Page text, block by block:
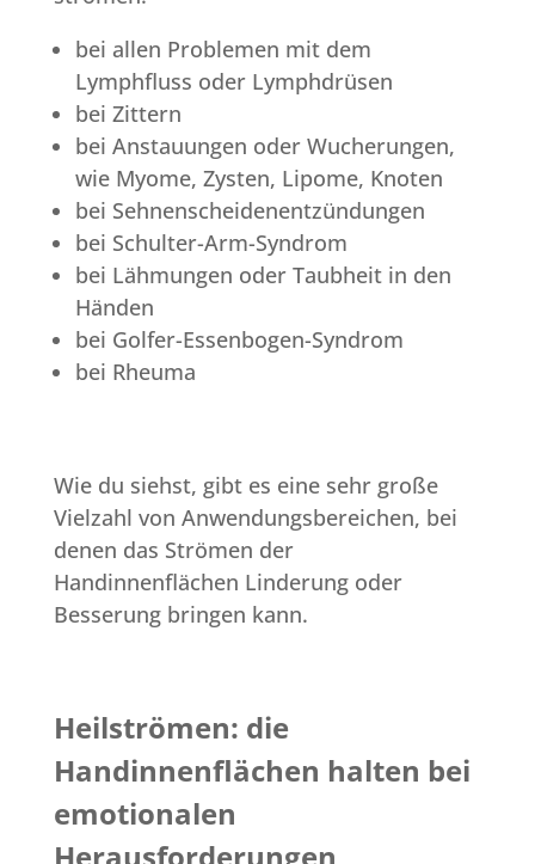
bei allen Problemen mit dem
Lymphfluss oder Lymphdrüsen
bei Zittern
bei Anstauungen oder Wucherungen,
wie Myome, Zysten, Lipome, Knoten
bei Sehnenscheidenentzündungen
bei Schulter-Arm-Syndrom
bei Lähmungen oder Taubheit in den
Händen
bei Golfer-Essenbogen-Syndrom
bei Rheuma
Wie du siehst, gibt es eine sehr große
Vielzahl von Anwendungsbereichen, bei
denen das Strömen der
Handinnenflächen Linderung oder
Besserung bringen kann.
Heilströmen: die
Handinnenflächen halten bei
emotionalen